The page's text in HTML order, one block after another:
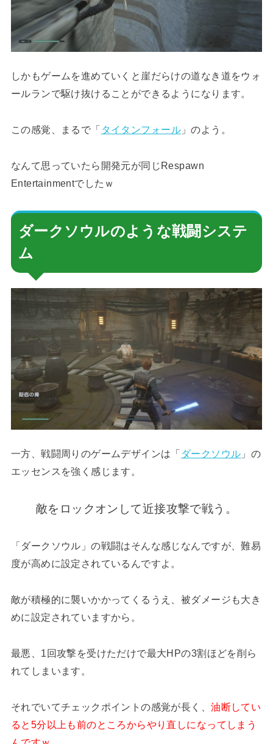
しかもゲームを進めていくと崖だらけの道なき道をウォ
ールランで駆け抜けることができるようになります。
この感覚、まるで「 タイタンフォール」のよう。
なんて思っていたら開発元が同じRespawn
Entertainmentでしたｗ
ダークソウルのような戦闘システ
ム
一方、戦闘周りのゲームデザインは「 ダークソウル 」の
エッセンスを強く感じます。
敵をロックオンして近接攻撃で戦う。
「ダークソウル」の戦闘はそんな感じなんですが、難易
度が高めに設定されているんですよ。
敵が積極的に襲いかかってくるうえ、被ダメージも大き
めに設定されていますから。
最悪、1回攻撃を受けただけで最大HPの3割ほどを削ら
れてしまいます。
それでいてチェックポイントの感覚が長く、油断してい
ると5分以上も前のところからやり直しになってしまう